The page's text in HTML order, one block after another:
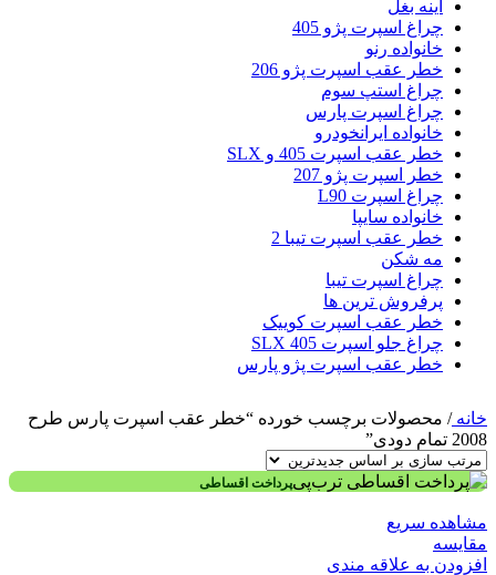
آینه بغل
چراغ اسپرت پژو 405
خانواده رنو
خطر عقب اسپرت پژو 206
چراغ استپ سوم
چراغ اسپرت پارس
خانواده ایرانخودرو
خطر عقب اسپرت 405 و SLX
خطر اسپرت پژو 207
چراغ اسپرت L90
خانواده سایپا
خطر عقب اسپرت تیبا 2
مه شکن
چراغ اسپرت تیبا
پرفروش ترین ها
خطر عقب اسپرت کوییک
چراغ جلو اسپرت 405 SLX
خطر عقب اسپرت پژو پارس
خانه/ محصولات برچسب خورده “خطر عقب اسپرت پارس طرح
2008 تمام دودی”
پرداخت اقساطی
مشاهده سریع
مقایسه
افزودن به علاقه مندی